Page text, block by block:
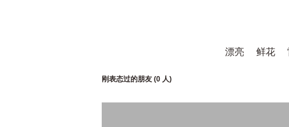
漂亮 鲜花
刚表态过的朋友 (0 人)